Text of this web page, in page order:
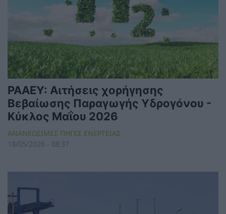
ΡΑΑΕΥ: Αιτήσεις χορήγησης
Βεβαίωσης Παραγωγής Υδρογόνου -
Κύκλος Μαΐου 2026
ΑΝΑΝΕΩΣΙΜΕΣ ΠΗΓΕΣ ΕΝΕΡΓΕΙΑΣ
18/05/2026 - 08:37